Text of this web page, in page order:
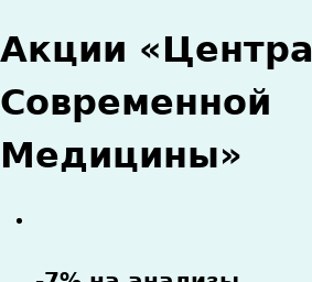
здесь
Акции «Центра
Современной
Медицины»